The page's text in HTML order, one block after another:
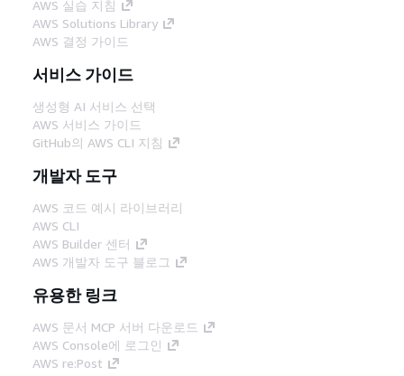
AWS 실습 지침
AWS Solutions Library
AWS 결정 가이드
서비스 가이드
생성형 AI 서비스 선택
AWS 서비스 가이드
GitHub의 AWS CLI 지침
개발자 도구
AWS 코드 예시 라이브러리
AWS CLI
AWS Builder 센터
AWS 개발자 도구 블로그
유용한 링크
AWS 문서 MCP 서버 다운로드
AWS Console에 로그인
AWS re:Post